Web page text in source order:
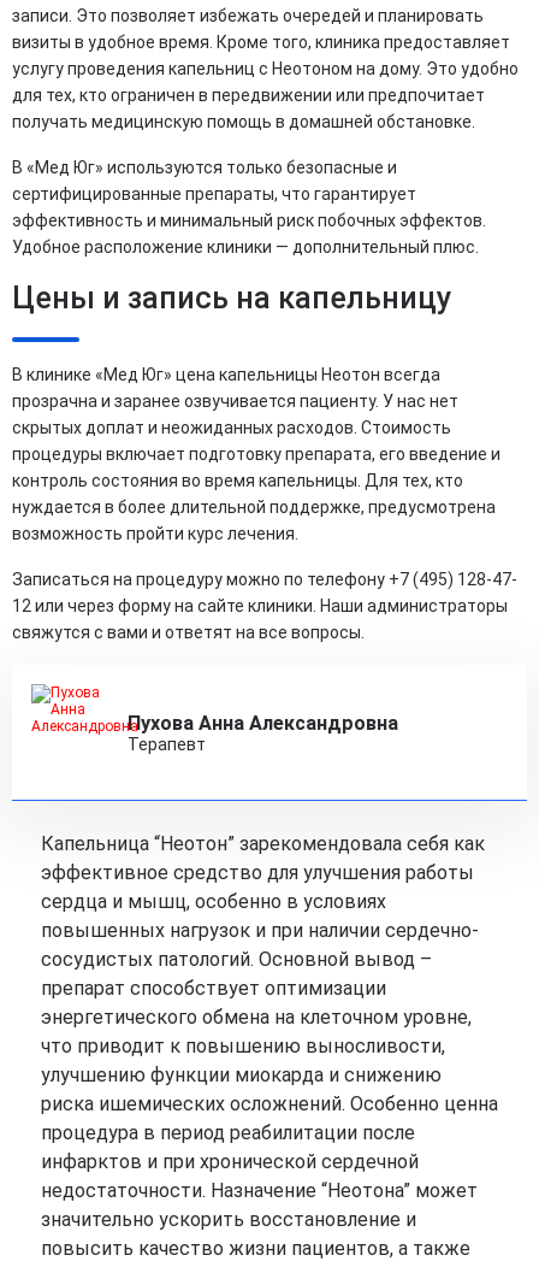
записи. Это позволяет избежать очередей и планировать
визиты в удобное время. Кроме того, клиника предоставляет
услугу проведения капельниц с Неотоном на дому. Это удобно
для тех, кто ограничен в передвижении или предпочитает
получать медицинскую помощь в домашней обстановке.
В «Мед Юг» используются только безопасные и
сертифицированные препараты, что гарантирует
эффективность и минимальный риск побочных эффектов.
Удобное расположение клиники — дополнительный плюс.
Цены и запись на капельницу
В клинике «Мед Юг» цена капельницы Неотон всегда
прозрачна и заранее озвучивается пациенту. У нас нет
скрытых доплат и неожиданных расходов. Стоимость
процедуры включает подготовку препарата, его введение и
контроль состояния во время капельницы. Для тех, кто
нуждается в более длительной поддержке, предусмотрена
возможность пройти курс лечения.
Записаться на процедуру можно по телефону +7 (495) 128-47-
12 или через форму на сайте клиники. Наши администраторы
свяжутся с вами и ответят на все вопросы.
Пухова Анна Александровна
Терапевт
Капельница “Неотон” зарекомендовала себя как
эффективное средство для улучшения работы
сердца и мышц, особенно в условиях
повышенных нагрузок и при наличии сердечно-
сосудистых патологий. Основной вывод –
препарат способствует оптимизации
энергетического обмена на клеточном уровне,
что приводит к повышению выносливости,
улучшению функции миокарда и снижению
риска ишемических осложнений. Особенно ценна
процедура в период реабилитации после
инфарктов и при хронической сердечной
недостаточности. Назначение “Неотона” может
значительно ускорить восстановление и
повысить качество жизни пациентов, а также